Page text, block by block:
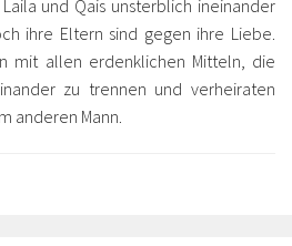
und Qais unsterblich ineinander
ihre Eltern sind gegen ihre Liebe.
mit allen erdenklichen Mitteln, die
zu trennen und verheiraten
anderen Mann.